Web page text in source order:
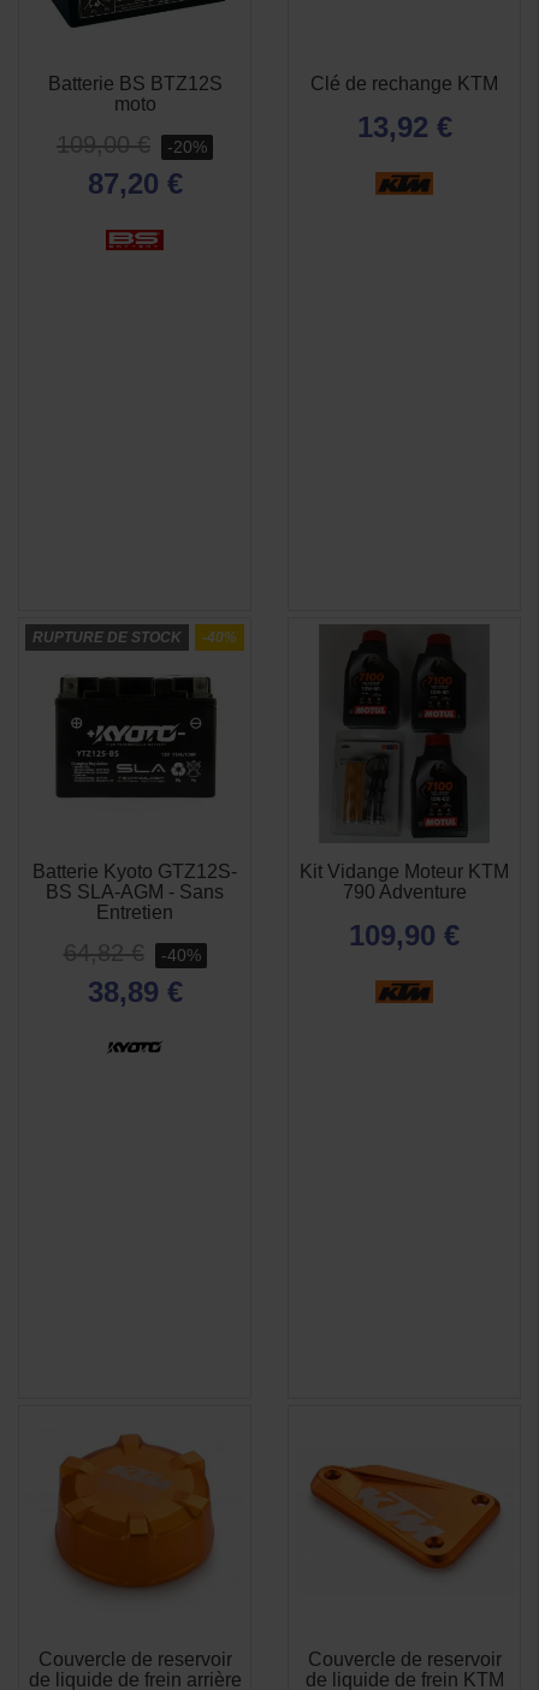
Batterie BS BTZ12S
moto
109,00 € -20%
87,20 €
Clé de rechange KTM
13,92 €
-40%
RUPTURE DE STOCK
APERÇU
RAPIDE
Batterie Kyoto GTZ12S-
BS SLA-AGM - Sans
Entretien
64,82 € -40%
38,89 €
APERÇU
RAPIDE
Kit Vidange Moteur KTM
790 Adventure
109,90 €
APERÇU
RAPIDE
Couvercle de reservoir
de liquide de frein arrière
 APERÇU
RAPIDE
Couvercle de reservoir
de liquide de frein KTM
 APERÇU
APERÇU